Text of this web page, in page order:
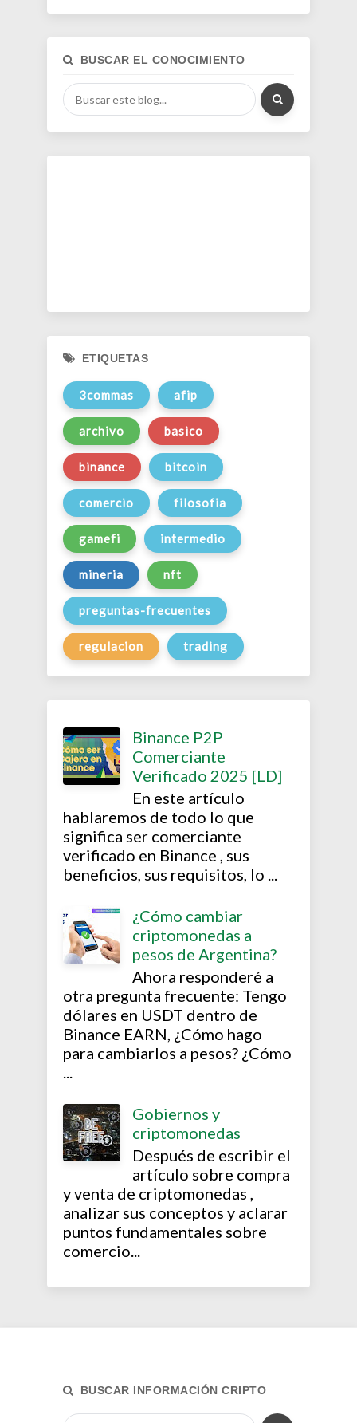
BUSCAR EL CONOCIMIENTO
ETIQUETAS
3commas afip
archivo basico
binance bitcoin
comercio filosofia
gamefi intermedio
mineria nft
preguntas-frecuentes
regulacion trading
Binance P2P
Comerciante
Verificado 2025 [LD]
En este artículo
hablaremos de todo lo que
significa ser comerciante
verificado en Binance , sus
beneficios, sus requisitos, lo ...
¿Cómo cambiar
criptomonedas a
pesos de Argentina?
Ahora responderé a
otra pregunta frecuente: Tengo
dólares en USDT dentro de
Binance EARN, ¿Cómo hago
para cambiarlos a pesos? ¿Cómo
Gobiernos y
criptomonedas
Después de escribir el
artículo sobre compra
y venta de criptomonedas ,
analizar sus conceptos y aclarar
puntos fundamentales sobre
comercio...
BUSCAR INFORMACIÓN CRIPTO